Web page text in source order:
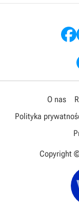
O nas
Polityka
Copyright